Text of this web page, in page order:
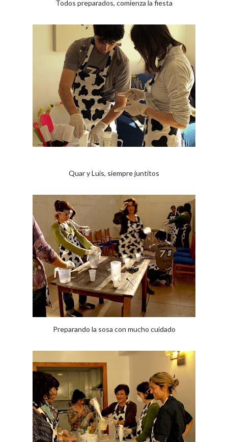
Todos preparados, comienza la fiesta
Quar y Luis, siempre juntitos
Preparando la sosa con mucho cuidado